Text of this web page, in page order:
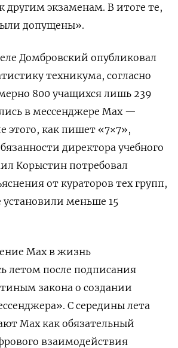
другим экзаменам. В итоге те,
допущены».
Домбровский опубликовал
техникума, согласно
800 учащихся лишь 239
в мессенджере Max —
этого, как пишет «7×7»,
директора учебного
Корыстин потребовал
от кураторов тех групп,
меньше 15
Max в жизнь
летом после подписания
закона о создании
С середины лета
Max как обязательный
взаимодействия